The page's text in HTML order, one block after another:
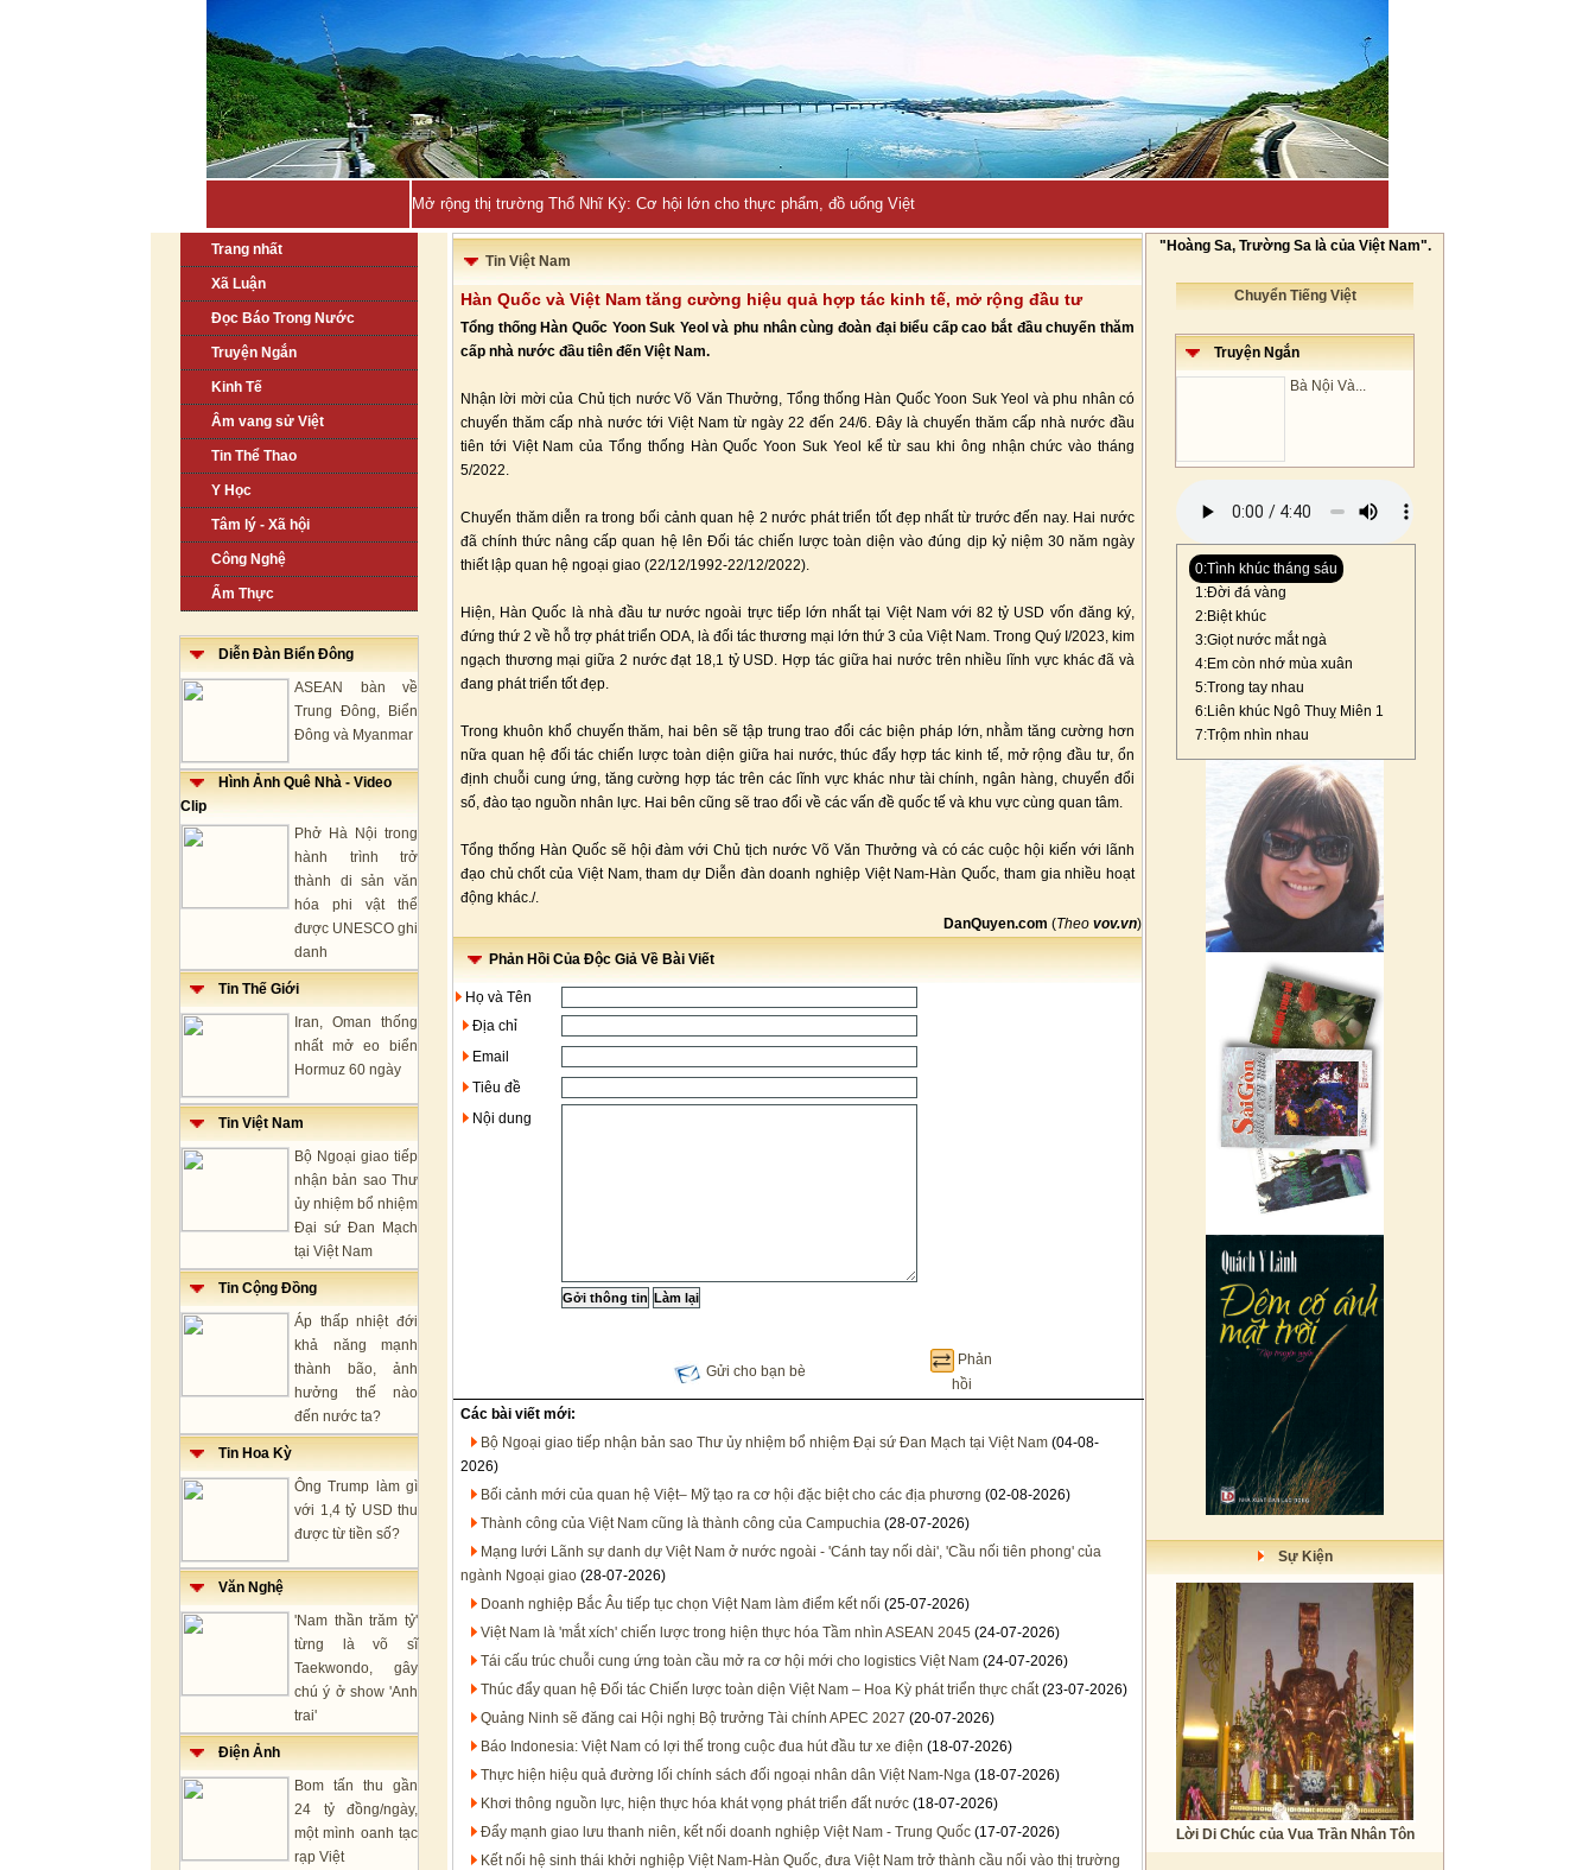
Mở rộng thị trường Thổ Nhĩ Kỳ: Cơ hội lớn cho thực phẩm, đồ uống Việt
Trang nhất
Xã Luận
Đọc Báo Trong Nước
Truyện Ngắn
Kinh Tế
Âm vang sử Việt
Tin Thể Thao
Y Học
Tâm lý - Xã hội
Công Nghệ
Ẩm Thực
Diễn Đàn Biển Đông
ASEAN bàn về
Trung Đông, Biển
Đông và Myanmar
Hình Ảnh Quê Nhà - Video
Clip
Phở Hà Nội trong
hành trình trở
thành di sản văn
hóa phi vật thể
được UNESCO ghi
danh
Tin Thế Giới
Iran, Oman thống
nhất mở eo biển
Hormuz 60 ngày
Tin Việt Nam
Bộ Ngoại giao tiếp
nhận bản sao Thư
ủy nhiệm bổ nhiệm
Đại sứ Đan Mạch
tại Việt Nam
Tin Cộng Đồng
Áp thấp nhiệt đới
khả năng mạnh
thành bão, ảnh
hưởng thế nào
đến nước ta?
Tin Hoa Kỳ
Ông Trump làm gì
với 1,4 tỷ USD thu
được từ tiền số?
Văn Nghệ
'Nam thần trăm tỷ'
từng là võ sĩ
Taekwondo, gây
chú ý ở show 'Anh
trai'
Điện Ảnh
Bom tấn thu gần
24 tỷ đồng/ngày,
một mình oanh tạc
rạp Việt
Tin Việt Nam
Hàn Quốc và Việt Nam tăng cường hiệu quả hợp tác kinh tế, mở rộng đầu tư
Tổng thống Hàn Quốc Yoon Suk Yeol và phu nhân cùng đoàn đại biểu cấp cao bắt đầu chuyến thăm
cấp nhà nước đầu tiên đến Việt Nam.
Nhận lời mời của Chủ tịch nước Võ Văn Thưởng, Tổng thống Hàn Quốc Yoon Suk Yeol và phu nhân có
chuyến thăm cấp nhà nước tới Việt Nam từ ngày 22 đến 24/6. Đây là chuyến thăm cấp nhà nước đầu
tiên tới Việt Nam của Tổng thống Hàn Quốc Yoon Suk Yeol kể từ sau khi ông nhận chức vào tháng
5/2022.
Chuyến thăm diễn ra trong bối cảnh quan hệ 2 nước phát triển tốt đẹp nhất từ trước đến nay. Hai nước
đã chính thức nâng cấp quan hệ lên Đối tác chiến lược toàn diện vào đúng dịp kỷ niệm 30 năm ngày
thiết lập quan hệ ngoại giao (22/12/1992-22/12/2022).
Hiện, Hàn Quốc là nhà đầu tư nước ngoài trực tiếp lớn nhất tại Việt Nam với 82 tỷ USD vốn đăng ký,
đứng thứ 2 về hỗ trợ phát triển ODA, là đối tác thương mại lớn thứ 3 của Việt Nam. Trong Quý I/2023, kim
ngạch thương mại giữa 2 nước đạt 18,1 tỷ USD. Hợp tác giữa hai nước trên nhiều lĩnh vực khác đã và
đang phát triển tốt đẹp.
Trong khuôn khổ chuyến thăm, hai bên sẽ tập trung trao đổi các biện pháp lớn, nhằm tăng cường hơn
nữa quan hệ đối tác chiến lược toàn diện giữa hai nước, thúc đẩy hợp tác kinh tế, mở rộng đầu tư, ổn
định chuỗi cung ứng, tăng cường hợp tác trên các lĩnh vực khác như tài chính, ngân hàng, chuyển đổi
số, đào tạo nguồn nhân lực. Hai bên cũng sẽ trao đổi về các vấn đề quốc tế và khu vực cùng quan tâm.
Tổng thống Hàn Quốc sẽ hội đàm với Chủ tịch nước Võ Văn Thưởng và có các cuộc hội kiến với lãnh
đạo chủ chốt của Việt Nam, tham dự Diễn đàn doanh nghiệp Việt Nam-Hàn Quốc, tham gia nhiều hoạt
động khác./.
DanQuyen.com (Theo vov.vn)
Phản Hồi Của Độc Giả Về Bài Viết
Họ và Tên
Địa chỉ
Email
Tiêu đề
Nội dung
Gửi cho bạn bè
Phản
hồi
Các bài viết mới:
Bộ Ngoại giao tiếp nhận bản sao Thư ủy nhiệm bổ nhiệm Đại sứ Đan Mạch tại Việt Nam (04-08-
2026)
Bối cảnh mới của quan hệ Việt– Mỹ tạo ra cơ hội đặc biệt cho các địa phương (02-08-2026)
Thành công của Việt Nam cũng là thành công của Campuchia (28-07-2026)
Mạng lưới Lãnh sự danh dự Việt Nam ở nước ngoài - 'Cánh tay nối dài', 'Cầu nối tiên phong' của
ngành Ngoại giao (28-07-2026)
Doanh nghiệp Bắc Âu tiếp tục chọn Việt Nam làm điểm kết nối (25-07-2026)
Việt Nam là 'mắt xích' chiến lược trong hiện thực hóa Tầm nhìn ASEAN 2045 (24-07-2026)
Tái cấu trúc chuỗi cung ứng toàn cầu mở ra cơ hội mới cho logistics Việt Nam (24-07-2026)
Thúc đẩy quan hệ Đối tác Chiến lược toàn diện Việt Nam – Hoa Kỳ phát triển thực chất(23-07-2026)
Quảng Ninh sẽ đăng cai Hội nghị Bộ trưởng Tài chính APEC 2027 (20-07-2026)
Báo Indonesia: Việt Nam có lợi thế trong cuộc đua hút đầu tư xe điện (18-07-2026)
Thực hiện hiệu quả đường lối chính sách đối ngoại nhân dân Việt Nam-Nga (18-07-2026)
Khơi thông nguồn lực, hiện thực hóa khát vọng phát triển đất nước (18-07-2026)
Đẩy mạnh giao lưu thanh niên, kết nối doanh nghiệp Việt Nam - Trung Quốc (17-07-2026)
Kết nối hệ sinh thái khởi nghiệp Việt Nam-Hàn Quốc, đưa Việt Nam trở thành cầu nối vào thị trường
"Hoàng Sa, Trường Sa là của Việt Nam".
Chuyển Tiếng Việt
Truyện Ngắn
Bà Nội Và...
0:Tình khúc tháng sáu
1:Đời đá vàng
2:Biệt khúc
3:Giọt nước mắt ngà
4:Em còn nhớ mùa xuân
5:Trong tay nhau
6:Liên khúc Ngô Thuỵ Miên 1
7:Trộm nhìn nhau
Sự Kiện
Lời Di Chúc của Vua Trần Nhân Tôn